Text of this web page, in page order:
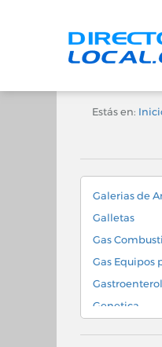
Estás en:
Galerias de
Galletas
Gas
Gas Equipos
Genetica